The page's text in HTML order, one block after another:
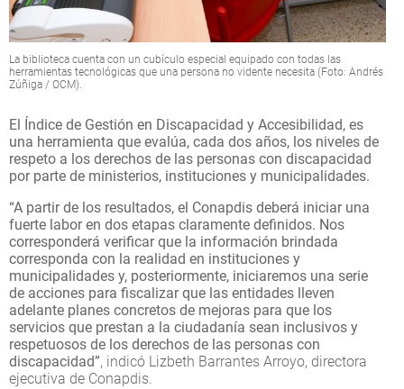
La biblioteca cuenta con un cubículo especial equipado con todas las
herramientas tecnológicas que una persona no vidente necesita (Foto: Andrés
Zúñiga / OCM).
El Índice de Gestión en Discapacidad y Accesibilidad, es
una herramienta que evalúa, cada dos años, los niveles de
respeto a los derechos de las personas con discapacidad
por parte de ministerios, instituciones y municipalidades.
“A partir de los resultados, el Conapdis deberá iniciar una
fuerte labor en dos etapas claramente definidos. Nos
corresponderá verificar que la información brindada
corresponda con la realidad en instituciones y
municipalidades y, posteriormente, iniciaremos una serie
de acciones para fiscalizar que las entidades lleven
adelante planes concretos de mejoras para que los
servicios que prestan a la ciudadanía sean inclusivos y
respetuosos de los derechos de las personas con
discapacidad”, indicó Lizbeth Barrantes Arroyo, directora
ejecutiva de Conapdis.